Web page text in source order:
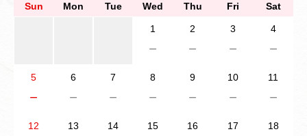
Sun Mon Tue Wed Thu Fri Sat
1
－
2
－
3
－
4
－
5
－
6
－
7
－
8
－
9
－
10
－
11
－
12 13 14 15 16 17 18